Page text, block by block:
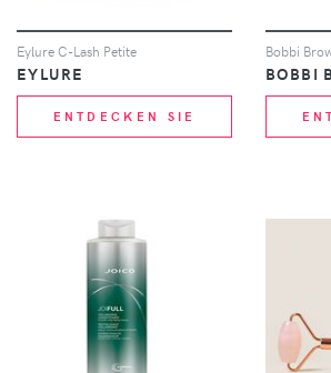
Eylure C-Lash Petite
EYLURE
ENTDECKEN SIE
BOBBI